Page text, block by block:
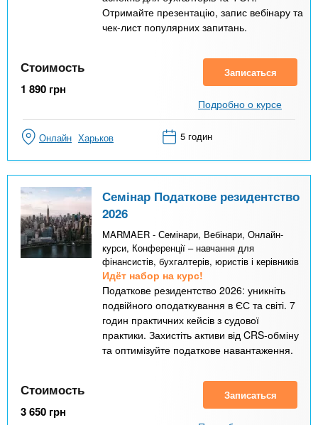
Отримайте презентацію, запис вебінару та
чек-лист популярних запитань.
Стоимость
1 890 грн
Записаться
Подробно о курсе
Онлайн Харьков 5 годин
Семінар Податкове резидентство
2026
MARMAER - Семінари, Вебінари, Онлайн-
курси, Конференції – навчання для
фінансистів, бухгалтерів, юристів і керівників
Идёт набор на курс!
Податкове резидентство 2026: уникніть
подвійного оподаткування в ЄС та світі. 7
годин практичних кейсів з судової
практики. Захистіть активи від CRS-обміну
та оптимізуйте податкове навантаження.
Стоимость
3 650 грн
Записаться